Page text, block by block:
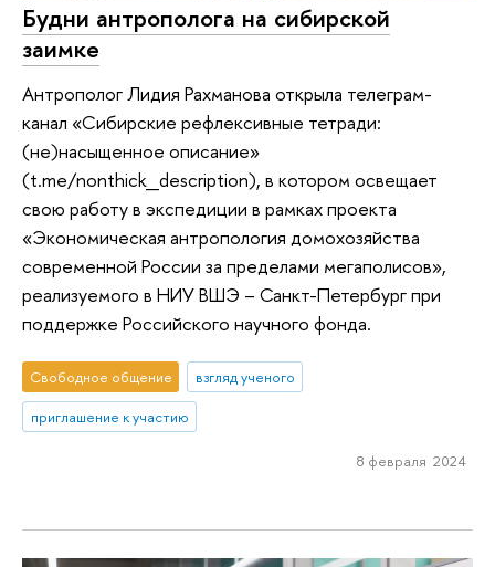
Будни антрополога на сибирской
заимке
Антрополог Лидия Рахманова открыла телеграм-
канал «Сибирские рефлексивные тетради:
(не)насыщенное описание»
(t.me/nonthick_description), в котором освещает
свою работу в экспедиции в рамках проекта
«Экономическая антропология домохозяйства
современной России за пределами мегаполисов»,
реализуемого в НИУ ВШЭ – Санкт-Петербург при
поддержке Российского научного фонда.
Свободное общение
взгляд ученого
приглашение к участию
8 февраля 2024